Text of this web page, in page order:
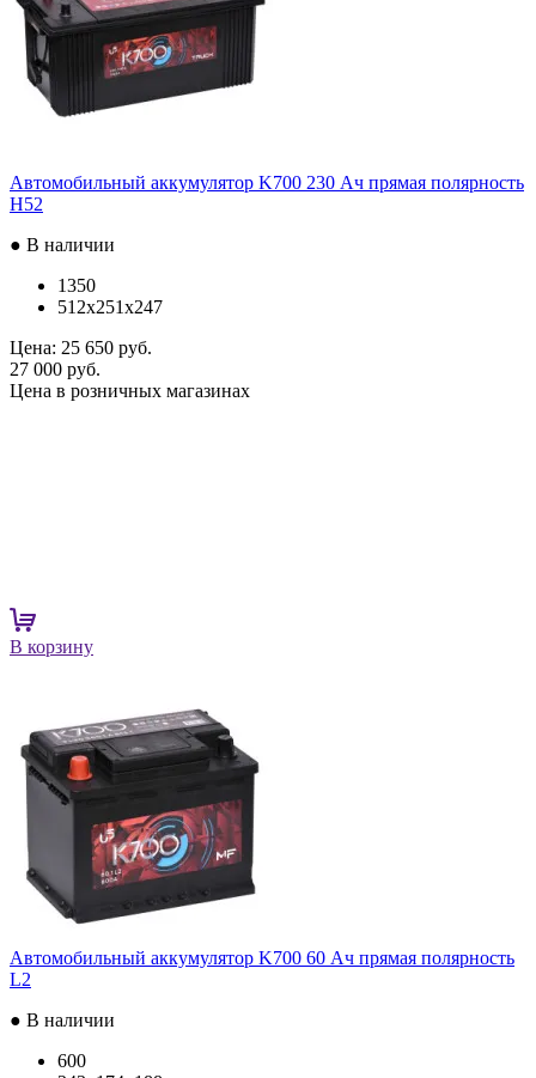
Автомобильный аккумулятор K700 230 Ач прямая полярность
H52
● В наличии
1350
512x251x247
Цена: 25 650 руб.
27 000 руб.
Цена в розничных магазинах
В корзину
Автомобильный аккумулятор K700 60 Ач прямая полярность
L2
● В наличии
600